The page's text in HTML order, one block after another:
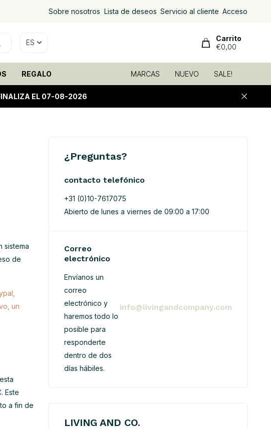
Sobre nosotros Lista de deseos Servicio al cliente Acceso
ES
Carrito
€0,00
REGALO MARCAS NUEVO SALE!
EL 07-08-2026
sistema
de
un
Este
a fin de
¿Preguntas?
contacto telefónico
+31 (0)10-7617075
Abierto de lunes a viernes de 09:00 a 17:00
Correo
electrónico
Envíanos un
correo
electrónico y
haremos todo lo
posible para
responderte
dentro de dos
días hábiles.
info@livingandcompany.com
LIVING AND CO.